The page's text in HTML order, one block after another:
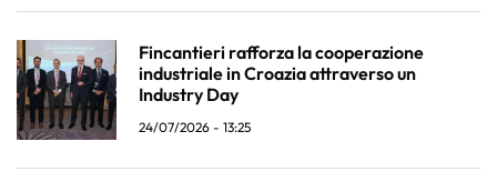
Fincantieri rafforza la cooperazione
industriale in Croazia attraverso un
Industry Day
24/07/2026 - 13:25